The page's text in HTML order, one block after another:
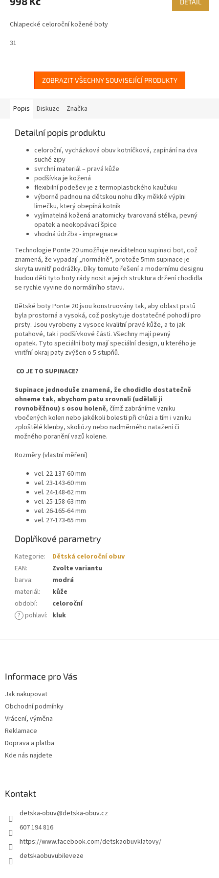
DETAIL
Chlapecké celoroční kožené boty
31
ZOBRAZIT VŠECHNY SOUVISEJÍCÍ PRODUKTY
Popis Diskuze Značka
Detailní popis produktu
celoroční, vycházková obuv kotníčková, zapínání na dva
suché zipy
svrchní materiál – pravá kůže
podšívka je kožená
flexibilní podešev je z termoplastického kaučuku
výborně padnou na dětskou nohu díky měkké výplni
límečku, který obepíná kotník
vyjímatelná kožená anatomicky tvarovaná stélka, pevný
opatek a neokopávací špice
vhodná údržba - impregnace
Technologie Ponte 20 umožňuje neviditelnou supinaci bot, což
znamená, že vypadají „normálně“, protože 5mm supinace je
skryta uvnitř podrážky. Díky tomuto řešení a modernímu designu
budou děti tyto boty rády nosit a jejich struktura držení chodidla
se rychle vyvine do normálního stav​u.
Dětské boty Ponte 20 jsou konstruovány tak, aby oblast prstů
byla prostorná a vysoká, což poskytuje dostatečné pohodlí pro
prsty. Jsou vyrobeny z vysoce kvalitní pravé kůže, a to jak
potahové, tak i podšívkové části. Všechny mají pevný
opatek. Tyto speciální boty mají speciální design, u kterého je
vnitřní okraj paty zvýšen o 5 stupňů.
CO JE TO SUPINACE?
Supinace jednoduše znamená, že chodidlo dostatečně
ohneme tak, abychom patu srovnali (udělali ji
rovnoběžnou) s osou holeně, čímž zabráníme vzniku
vbočených kolen nebo jakékoli bolesti při chůzi a tím i vzniku
zploštělé klenby, skoliózy nebo nadměrného natažení či
možného poranění vazů kolene.
Rozměry (vlastní měření)
vel. 22-137-60 mm
vel. 23-143-60 mm
vel. 24-148-62 mm
vel. 25-158-63 mm
vel. 26-165-64 mm
vel. 27-173-65 mm
Doplňkové parametry
Kategorie:
Dětská celoroční obuv
EAN:
Zvolte variantu
barva:
modrá
materiál:
kůže
období:
celoroční
? pohlaví: kluk
Informace pro Vás
Jak nakupovat
Obchodní podmínky
Vrácení, výměna
Reklamace
Doprava a platba
Kde nás najdete
Kontakt
detska-obuv@detska-obuv.cz
607 194 816
https://www.facebook.com/detskaobuvklatovy/
detskaobuvubileveze